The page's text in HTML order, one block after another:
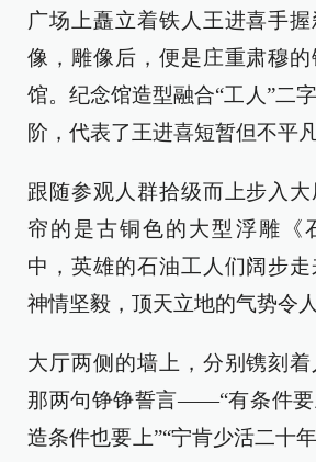
广场上矗立着铁人王进喜手
像，雕像后，便是庄重肃穆
馆。纪念馆造型融合“工人”二
阶，代表了王进喜短暂但不平
跟随参观人群拾级而上步入
帘的是古铜色的大型浮雕《
中，英雄的石油工人们阔步走
神情坚毅，顶天立地的气势令
大厅两侧的墙上，分别镌刻
那两句铮铮誓言——“有条件要
造条件也要上”“宁肯少活二十